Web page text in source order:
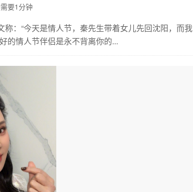
要1分钟
：“今天是情人节，秦先生带着女儿先回沈阳，而我
的情人节伴侣是永不背离你的...